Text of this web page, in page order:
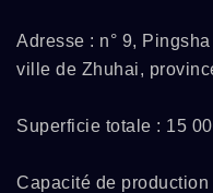
Adresse : n° 9,
ville de Zhuhai,
Superficie totale : 15
Capacité de